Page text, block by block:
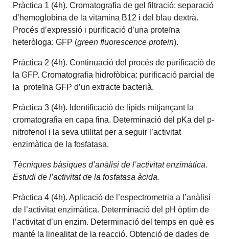
Pràctica 1 (4h). Cromatografia de gel filtració: separació
d’hemoglobina de la vitamina B12 i del blau dextrà.
Procés d’expressió i purificació d’una proteïna
heteròloga: GFP (green fluorescence protein).
Pràctica 2 (4h). Continuació del procés de purificació de
la GFP. Cromatografia hidrofòbica: purificació parcial de
la proteïna GFP d’un extracte bacterià.
Pràctica 3 (4h). Identificació de lípids mitjançant la
cromatografia en capa fina. Determinació del pKa del p-
nitrofenol i la seva utilitat per a seguir l’activitat
enzimàtica de la fosfatasa.
Tècniques bàsiques d’anàlisi de l’activitat enzimàtica.
Estudi de l’activitat de la fosfatasa àcida.
Pràctica 4 (4h). Aplicació de l’espectrometria a l’anàlisi
de l’activitat enzimàtica. Determinació del pH òptim de
l’activitat d’un enzim. Determinació del temps en què es
manté la linealitat de la reacció. Obtenció de dades de